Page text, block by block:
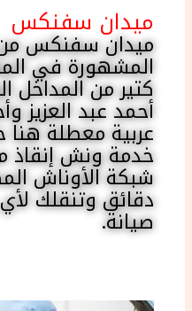
ميدان سفنكس
ميدان سفنكس من
المشهورة في
كتير من المداخل
أحمد عبد العزيز
عربية معطلة هنا
خدمة ونش
شبكة الأوناش
دقائق وتنقلك
صيانة.